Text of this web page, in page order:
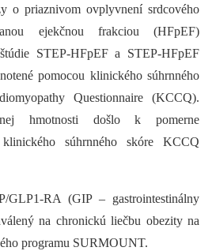
o priaznivom ovplyvnení srdcového
ejekčnou frakciou (HFpEF)
STEP-HFpEF a STEP-HFpEF
pomocou klinického súhrnného
Questionnaire (KCCQ).
hmotnosti došlo k pomerne
klinického súhrnného skóre KCCQ
GLP1-RA (GIP –⁠ gastrointesti­nálny
na chronickú liečbu obezity na
programu SURMOUNT.